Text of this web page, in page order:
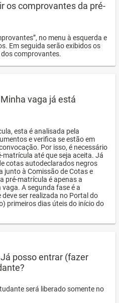
os comprovantes da pré-
no menu à esquerda e
Em seguida serão exibidos os
comprovantes.
vaga já está
esta é analisada pela
e verifica se estão em
Por isso, é necessário
até que seja aceita. Já
cotas autodeclarados negros
junto à Comissão de Cotas e
pré-matrícula é apenas a
A segunda fase é a
ser realizada no Portal do
primeiros dias úteis do início do
posso entrar (fazer
será liberado somente no